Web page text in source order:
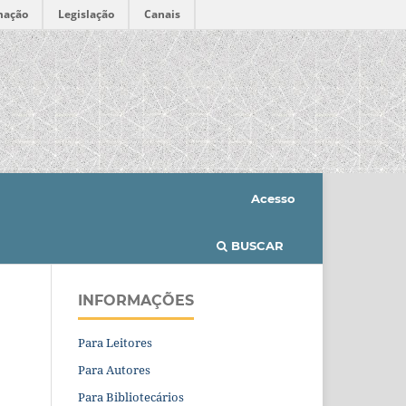
Legislação Canais
BUSCAR
Acesso
INFORMAÇÕES
Para Leitores
Para Autores
Para Bibliotecários